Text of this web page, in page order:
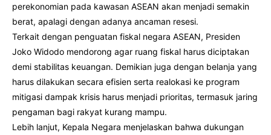
perekonomian pada kawasan ASEAN akan menjadi semakin
berat, apalagi dengan adanya ancaman resesi.
Terkait dengan penguatan fiskal negara ASEAN, Presiden
Joko Widodo mendorong agar ruang fiskal harus diciptakan
demi stabilitas keuangan. Demikian juga dengan belanja yang
harus dilakukan secara efisien serta realokasi ke program
mitigasi dampak krisis harus menjadi prioritas, termasuk jaring
pengaman bagi rakyat kurang mampu.
Lebih lanjut, Kepala Negara menjelaskan bahwa dukungan